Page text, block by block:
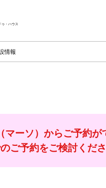
・ハウス
情報
ーソ）からご予約が
ご予約をご検討くださ